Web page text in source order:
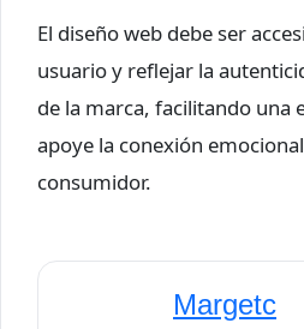
El diseño web debe ser
usuario y reflejar la
de la marca, facilitando una
apoye la conexión
consumidor.
Margetc